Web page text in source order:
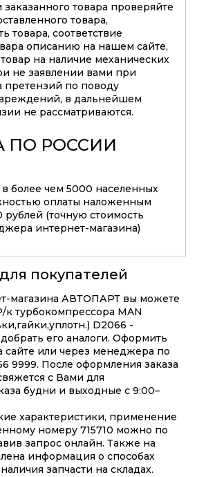
товара проверяйте
товара,
товара, соответствие
описанию на нашем сайте,
на наличие механических
не заявлении вами при
претензий по поводу
в дальнейшем
не рассматриваются.
ПО РОССИИ
в более чем 5000 населенных
оплаты наложенным
(точную стоимость
интернет-магазина)
покупателей
магазина АВТОПАРТ вы можете
к турбокомпрессора MAN
D2066 -
его аналоги. Оформить
сайте или через менеджера по
9999. После оформления заказа
с Вами для
будни и выходные с 9:00–
характеристики, применение
номеру 715710 можно по
запрос онлайн. Также на
информация о способах
запчасти на складах.